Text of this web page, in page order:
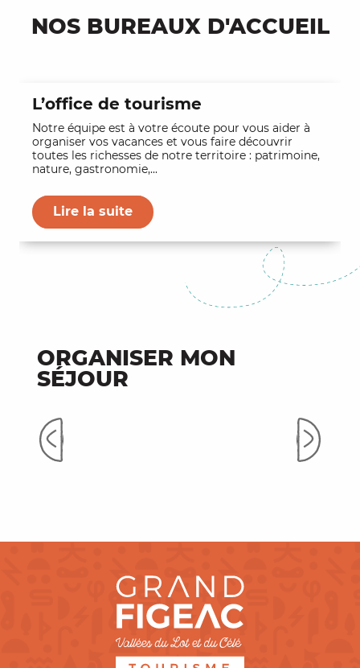
NOS BUREAUX D'ACCUEIL
L’office de tourisme
Notre équipe est à votre écoute pour vous aider à
organiser vos vacances et vous faire découvrir
toutes les richesses de notre territoire : patrimoine,
nature, gastronomie,...
Lire la suite
ORGANISER MON
SÉJOUR
Nos brochures